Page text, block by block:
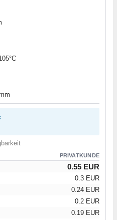
PRIVATKUNDE
0.55 EUR
0.3 EUR
0.24 EUR
0.2 EUR
0.19 EUR